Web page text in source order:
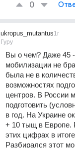
0
ukropus_mutantus
Гуру
1г
Вы о чем? Даже 45
мобилизации не
была не в
возможностях
центров. В России
подготовить
в год. На Украине
+ 10 тыщ в Европе.
этих цифрах в
Разбирался этот